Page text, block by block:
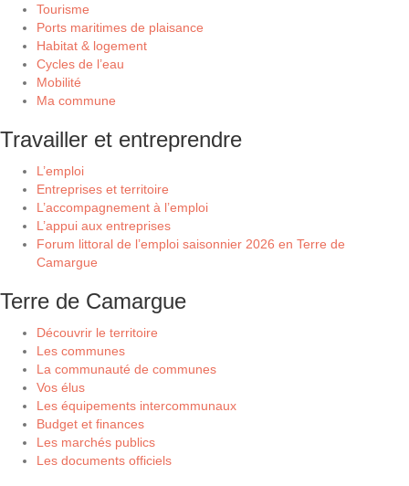
Tourisme
Ports maritimes de plaisance
Habitat & logement
Cycles de l’eau
Mobilité
Ma commune
Travailler et entreprendre
L’emploi
Entreprises et territoire
L’accompagnement à l’emploi
L’appui aux entreprises
Forum littoral de l’emploi saisonnier 2026 en Terre de
Camargue
Terre de Camargue
Découvrir le territoire
Les communes
La communauté de communes
Vos élus
Les équipements intercommunaux
Budget et finances
Les marchés publics
Les documents officiels